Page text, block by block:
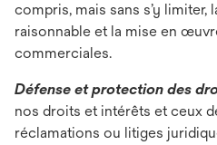
compris, mais sans s’y
raisonnable et la mise en
commerciales.
Défense et protection des
nos droits et intérêts et ceux
réclamations ou litiges